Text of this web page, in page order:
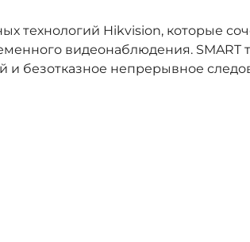
Hikvision, которые
видеонаблюдения.
безотказное непрерывное